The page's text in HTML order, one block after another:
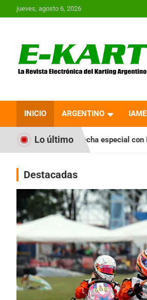
Saltar
al
jueves, agosto 6, 2026
Revista
Karting en
INICIO ARGENTINO
Lo último
especial con Invitados
Destacadas